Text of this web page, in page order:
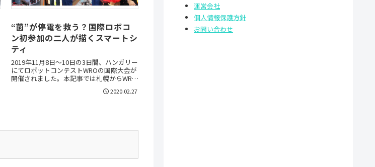
“菌”が停電を救う？国際ロボコ
ン初参加の二人が描くスマートシ
ティ
2019年11月8日～10日の3日間、ハンガリー
にてロボットコンテストWROの国際大会が
開催されました。本記事では札幌からWRO
国際大会に出場を果たした小学生チームの
コーチを務めた伊藤さんによる講演の内容
2020.02.27
運営会社
個人情報保護方針
お問い合わせ